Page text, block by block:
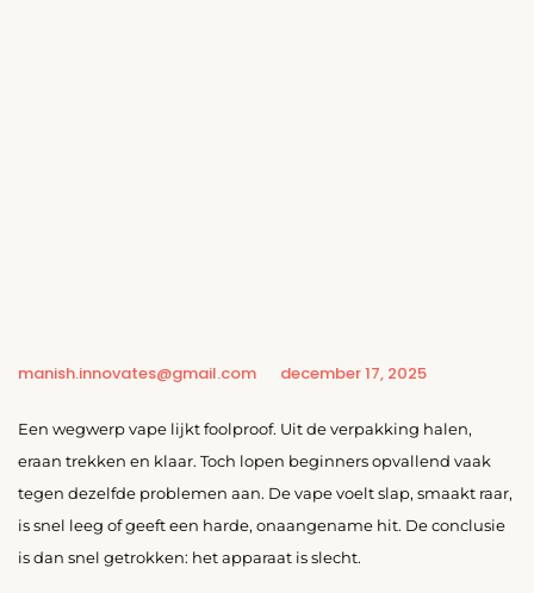
manish.innovates@gmail.com december 17, 2025
Een wegwerp vape lijkt foolproof. Uit de verpakking halen,
eraan trekken en klaar. Toch lopen beginners opvallend vaak
tegen dezelfde problemen aan. De vape voelt slap, smaakt raar,
is snel leeg of geeft een harde, onaangename hit. De conclusie
is dan snel getrokken: het apparaat is slecht.